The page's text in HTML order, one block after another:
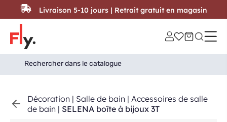
Passer au contenu
Search
for:
Search Button
Décoration | Salle de bain | Accessoires de salle
de bain | SELENA boîte à bijoux 3T
Livraison 5-10 jours | Retrait gratuit en magasin